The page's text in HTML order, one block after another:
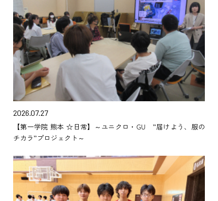
2026.07.27
【第一学院 熊本 ☆日常】～ユニクロ・GU ”届けよう、服の
チカラ”プロジェクト～